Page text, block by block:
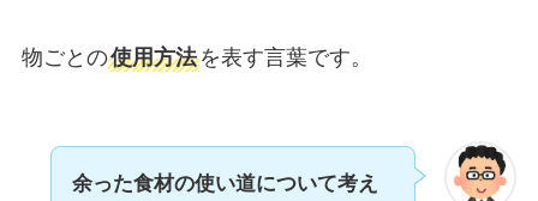
物ごとの使用方法を表す言葉です。
余った食材の使い道について考え